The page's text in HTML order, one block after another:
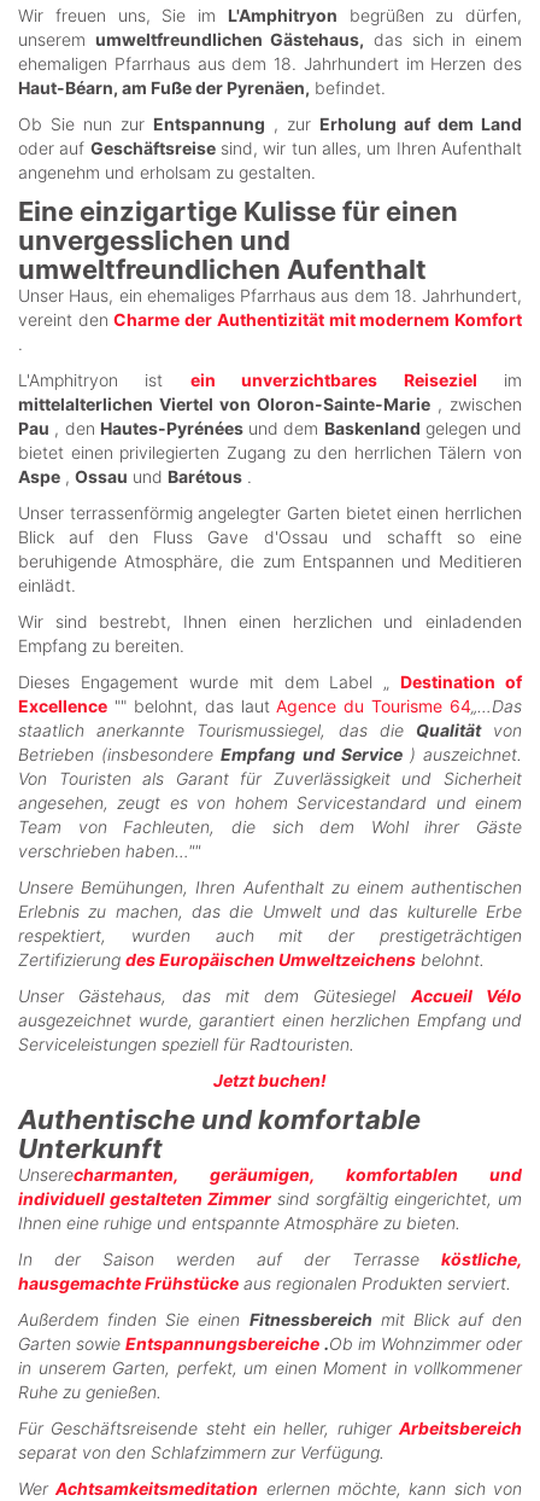
Wir freuen uns, Sie im L'Amphitryon begrüßen zu dürfen,
unserem umweltfreundlichen Gästehaus, das sich in einem
ehemaligen Pfarrhaus aus dem 18. Jahrhundert im Herzen des
Haut-Béarn, am Fuße der Pyrenäen, befindet.
Ob Sie nun zur Entspannung , zur Erholung auf dem Land
oder auf Geschäftsreisesind, wir tun alles, um Ihren Aufenthalt
angenehm und erholsam zu gestalten.
Eine einzigartige Kulisse für einen
unvergesslichen und
umweltfreundlichen Aufenthalt
Unser Haus, ein ehemaliges Pfarrhaus aus dem 18. Jahrhundert,
vereint denCharme der Authentizität mit modernem Komfort
.
L'Amphitryon ist ein unverzichtbares Reiseziel im
mittelalterlichen Viertel von Oloron-Sainte-Marie , zwischen
Pau , den Hautes-Pyrénéesund dem Baskenland gelegen und
bietet einen privilegierten Zugang zu den herrlichen Tälern von
Aspe , Ossau und Barétous .
Unser terrassenförmig angelegter Garten bietet einen herrlichen
Blick auf den Fluss Gave d'Ossau und schafft so eine
beruhigende Atmosphäre, die zum Entspannen und Meditieren
einlädt.
Wir sind bestrebt, Ihnen einen herzlichen und einladenden
Empfang zu bereiten.
Dieses Engagement wurde mit dem Label „Destination of
Excellence "" belohnt, das lautAgence du Tourisme 64„…Das
staatlich anerkannte Tourismussiegel, das die Qualitätvon
Betrieben (insbesondereEmpfang und Service) auszeichnet.
Von Touristen als Garant für Zuverlässigkeit und Sicherheit
angesehen, zeugt es von hohem Servicestandard und einem
Team von Fachleuten, die sich dem Wohl ihrer Gäste
verschrieben haben…""
Unsere Bemühungen, Ihren Aufenthalt zu einem authentischen
Erlebnis zu machen, das die Umwelt und das kulturelle Erbe
respektiert, wurden auch mit der prestigeträchtigen
Zertifizierung des Europäischen Umweltzeichens belohnt.
Unser Gästehaus, das mit dem Gütesiegel Accueil Vélo
ausgezeichnet wurde, garantiert einen herzlichen Empfang und
Serviceleistungen speziell für Radtouristen.
Jetzt buchen!
Authentische und komfortable
Unterkunft
Unserecharmanten, geräumigen, komfortablen und
individuell gestalteten Zimmer sind sorgfältig eingerichtet, um
Ihnen eine ruhige und entspannte Atmosphäre zu bieten.
In der Saison werden auf der Terrasse köstliche,
hausgemachte Frühstücke aus regionalen Produkten serviert.
Außerdem finden Sie einen Fitnessbereich mit Blick auf den
Garten sowie Entspannungsbereiche .Ob im Wohnzimmer oder
in unserem Garten, perfekt, um einen Moment in vollkommener
Ruhe zu genießen.
Für Geschäftsreisende steht ein heller, ruhiger Arbeitsbereich
separat von den Schlafzimmern zur Verfügung.
WerAchtsamkeitsmeditation erlernen möchte, kann sich von